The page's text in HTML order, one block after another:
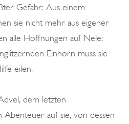
Gefahr: Aus einem
sie nicht mehr aus eigener
alle Hoffnungen auf Nele:
Einhorn muss sie
eilen.
dem letzten
Abenteuer auf sie, von dessen